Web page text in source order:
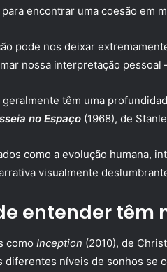
encontrar uma coesão em
pode nos deixar
nossa interpretação pessoal
têm uma
no Espaço (1968), de
como a evolução humana,
visualmente
entender têm
como Inception (2010), de
diferentes níveis de sonhos se